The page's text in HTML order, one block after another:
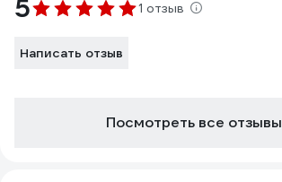
5 1 отзыв
Написать отзыв
Посмотреть все отзывы